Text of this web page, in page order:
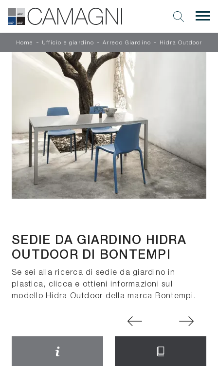
Home - Ufficio e giardino -Arredo Giardino - Hidra Outdoor
SEDIE DA GIARDINO HIDRA
OUTDOOR DI BONTEMPI
Se sei alla ricerca di sedie da giardino in
plastica, clicca e ottieni informazioni sul
modello Hidra Outdoor della marca Bontempi.